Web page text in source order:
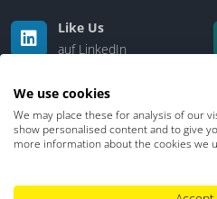
Like Us
auf LinkedIn
We use cookies
We may place these for analysis of our
show personalised content and to give
more information about the cookies we